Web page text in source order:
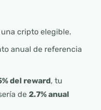
cripto elegible.
anual de referencia
del reward, tu
de 2.7% anual